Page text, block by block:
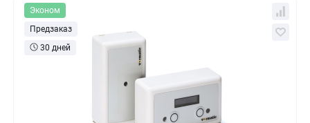
Эконом
Предзаказ
30 дней